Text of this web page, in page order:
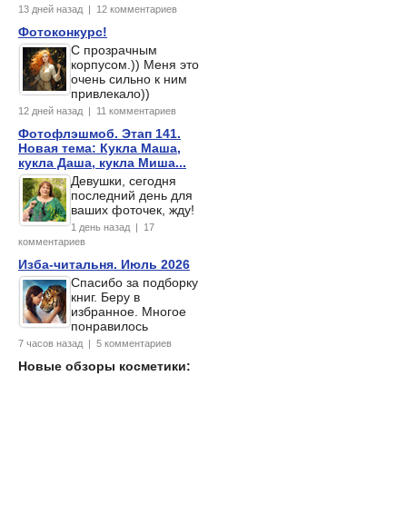
13 дней назад | 12 комментариев
Фотоконкурс!
С прозрачным
корпусом.)) Меня это
очень сильно к ним
привлекало))
12 дней назад | 11 комментариев
Фотофлэшмоб. Этап 141.
Новая тема: Кукла Маша,
кукла Даша, кукла Миша...
Девушки, сегодня
последний день для
ваших фоточек, жду!
1 день назад | 17
комментариев
Изба-читальня. Июль 2026
Спасибо за подборку
книг. Беру в
избранное. Многое
понравилось
7 часов назад | 5 комментариев
Новые обзоры косметики: